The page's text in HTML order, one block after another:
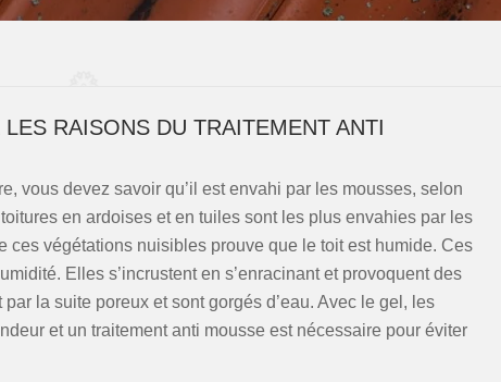
RAISONS DU TRAITEMENT ANTI
vous devez savoir qu’il est envahi par les mousses, selon
en ardoises et en tuiles sont les plus envahies par les
ces végétations nuisibles prouve que le toit est humide. Ces
Elles s’incrustent en s’enracinant et provoquent des
la suite poreux et sont gorgés d’eau. Avec le gel, les
et un traitement anti mousse est nécessaire pour éviter